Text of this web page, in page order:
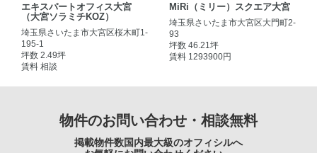
エキスパートオフィス大宮
（大宮ソラミチKOZ）
埼玉県さいたま市大宮区桜木町1-
195-1
坪数 2.49坪
賃料 相談
MiRi（ミリー）スクエア大宮
埼玉県さいたま市大宮区大門町2-
93
坪数 46.21坪
賃料 1293900円
物件のお問い合わせ・相談無料
掲載物件数国内最大級のオフィシルへ